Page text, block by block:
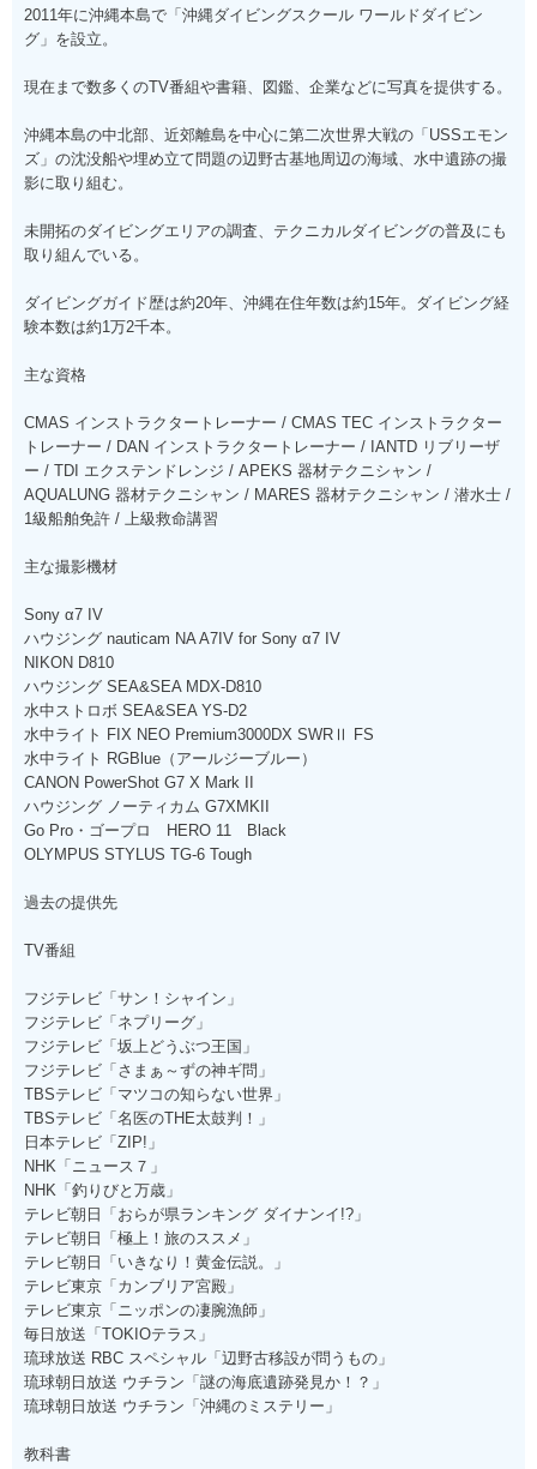
2011年に沖縄本島で「沖縄ダイビングスクール ワールドダイビン
グ」を設立。
現在まで数多くのTV番組や書籍、図鑑、企業などに写真を提供する。
沖縄本島の中北部、近郊離島を中心に第二次世界大戦の「USSエモン
ズ」の沈没船や埋め立て問題の辺野古基地周辺の海域、水中遺跡の撮
影に取り組む。
未開拓のダイビングエリアの調査、テクニカルダイビングの普及にも
取り組んでいる。
ダイビングガイド歴は約20年、沖縄在住年数は約15年。ダイビング経
験本数は約1万2千本。
主な資格
CMAS インストラクタートレーナー / CMAS TEC インストラクター
トレーナー / DAN インストラクタートレーナー / IANTD リブリーザ
ー / TDI エクステンドレンジ / APEKS 器材テクニシャン /
AQUALUNG 器材テクニシャン / MARES 器材テクニシャン / 潜水士 /
1級船舶免許 / 上級救命講習
主な撮影機材
Sony α7 IV
ハウジング nauticam NA A7IV for Sony α7 IV
NIKON D810
ハウジング SEA&SEA MDX-D810
水中ストロボ SEA&SEA YS-D2
水中ライト FIX NEO Premium3000DX SWRⅡ FS
水中ライト RGBlue（アールジーブルー）
CANON PowerShot G7 X Mark II
ハウジング ノーティカム G7XMKII
Go Pro・ゴープロ HERO 11 Black
OLYMPUS STYLUS TG-6 Tough
過去の提供先
TV番組
フジテレビ「サン！シャイン」
フジテレビ「ネプリーグ」
フジテレビ「坂上どうぶつ王国」
フジテレビ「さまぁ～ずの神ギ問」
TBSテレビ「マツコの知らない世界」
TBSテレビ「名医のTHE太鼓判！」
日本テレビ「ZIP!」
NHK「ニュース７」
NHK「釣りびと万歳」
テレビ朝日「おらが県ランキング ダイナンイ!?」
テレビ朝日「極上！旅のススメ」
テレビ朝日「いきなり！黄金伝説。」
テレビ東京「カンブリア宮殿」
テレビ東京「ニッポンの凄腕漁師」
毎日放送「TOKIOテラス」
琉球放送 RBC スペシャル「辺野古移設が問うもの」
琉球朝日放送 ウチラン「謎の海底遺跡発見か！？」
琉球朝日放送 ウチラン「沖縄のミステリー」
教科書